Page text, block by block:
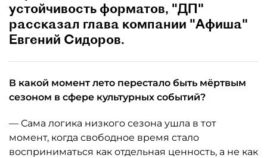
устойчивость форматов, "ДП"
рассказал глава компании "Афиша"
Евгений Сидоров.
В какой момент лето перестало быть мёртвым
сезоном в сфере культурных событий?
— Сама логика низкого сезона ушла в тот
момент, когда свободное время стало
восприниматься как отдельная ценность, а не как